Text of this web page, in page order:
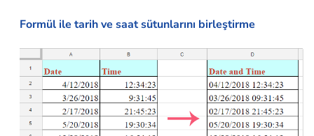
Formül ile tarih ve saat sütunlarını birleştirme